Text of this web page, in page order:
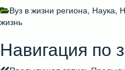
Вуз в жизни региона, Наука,
жизнь
Навигация по